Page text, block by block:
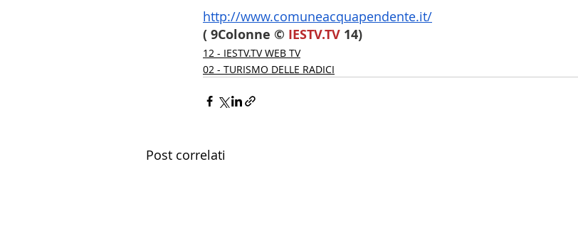
http://www.comuneacquapendente.it/
( 9Colonne © IESTV.TV 14)
12 - IESTV.TV WEB TV
02 - TURISMO DELLE RADICI
Post correlati